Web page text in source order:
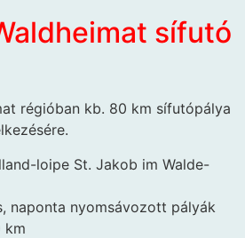
sífutó
régióban kb. 80 km sífutópálya
loipe St. Jakob im Walde-
naponta nyomsávozott pályák
km